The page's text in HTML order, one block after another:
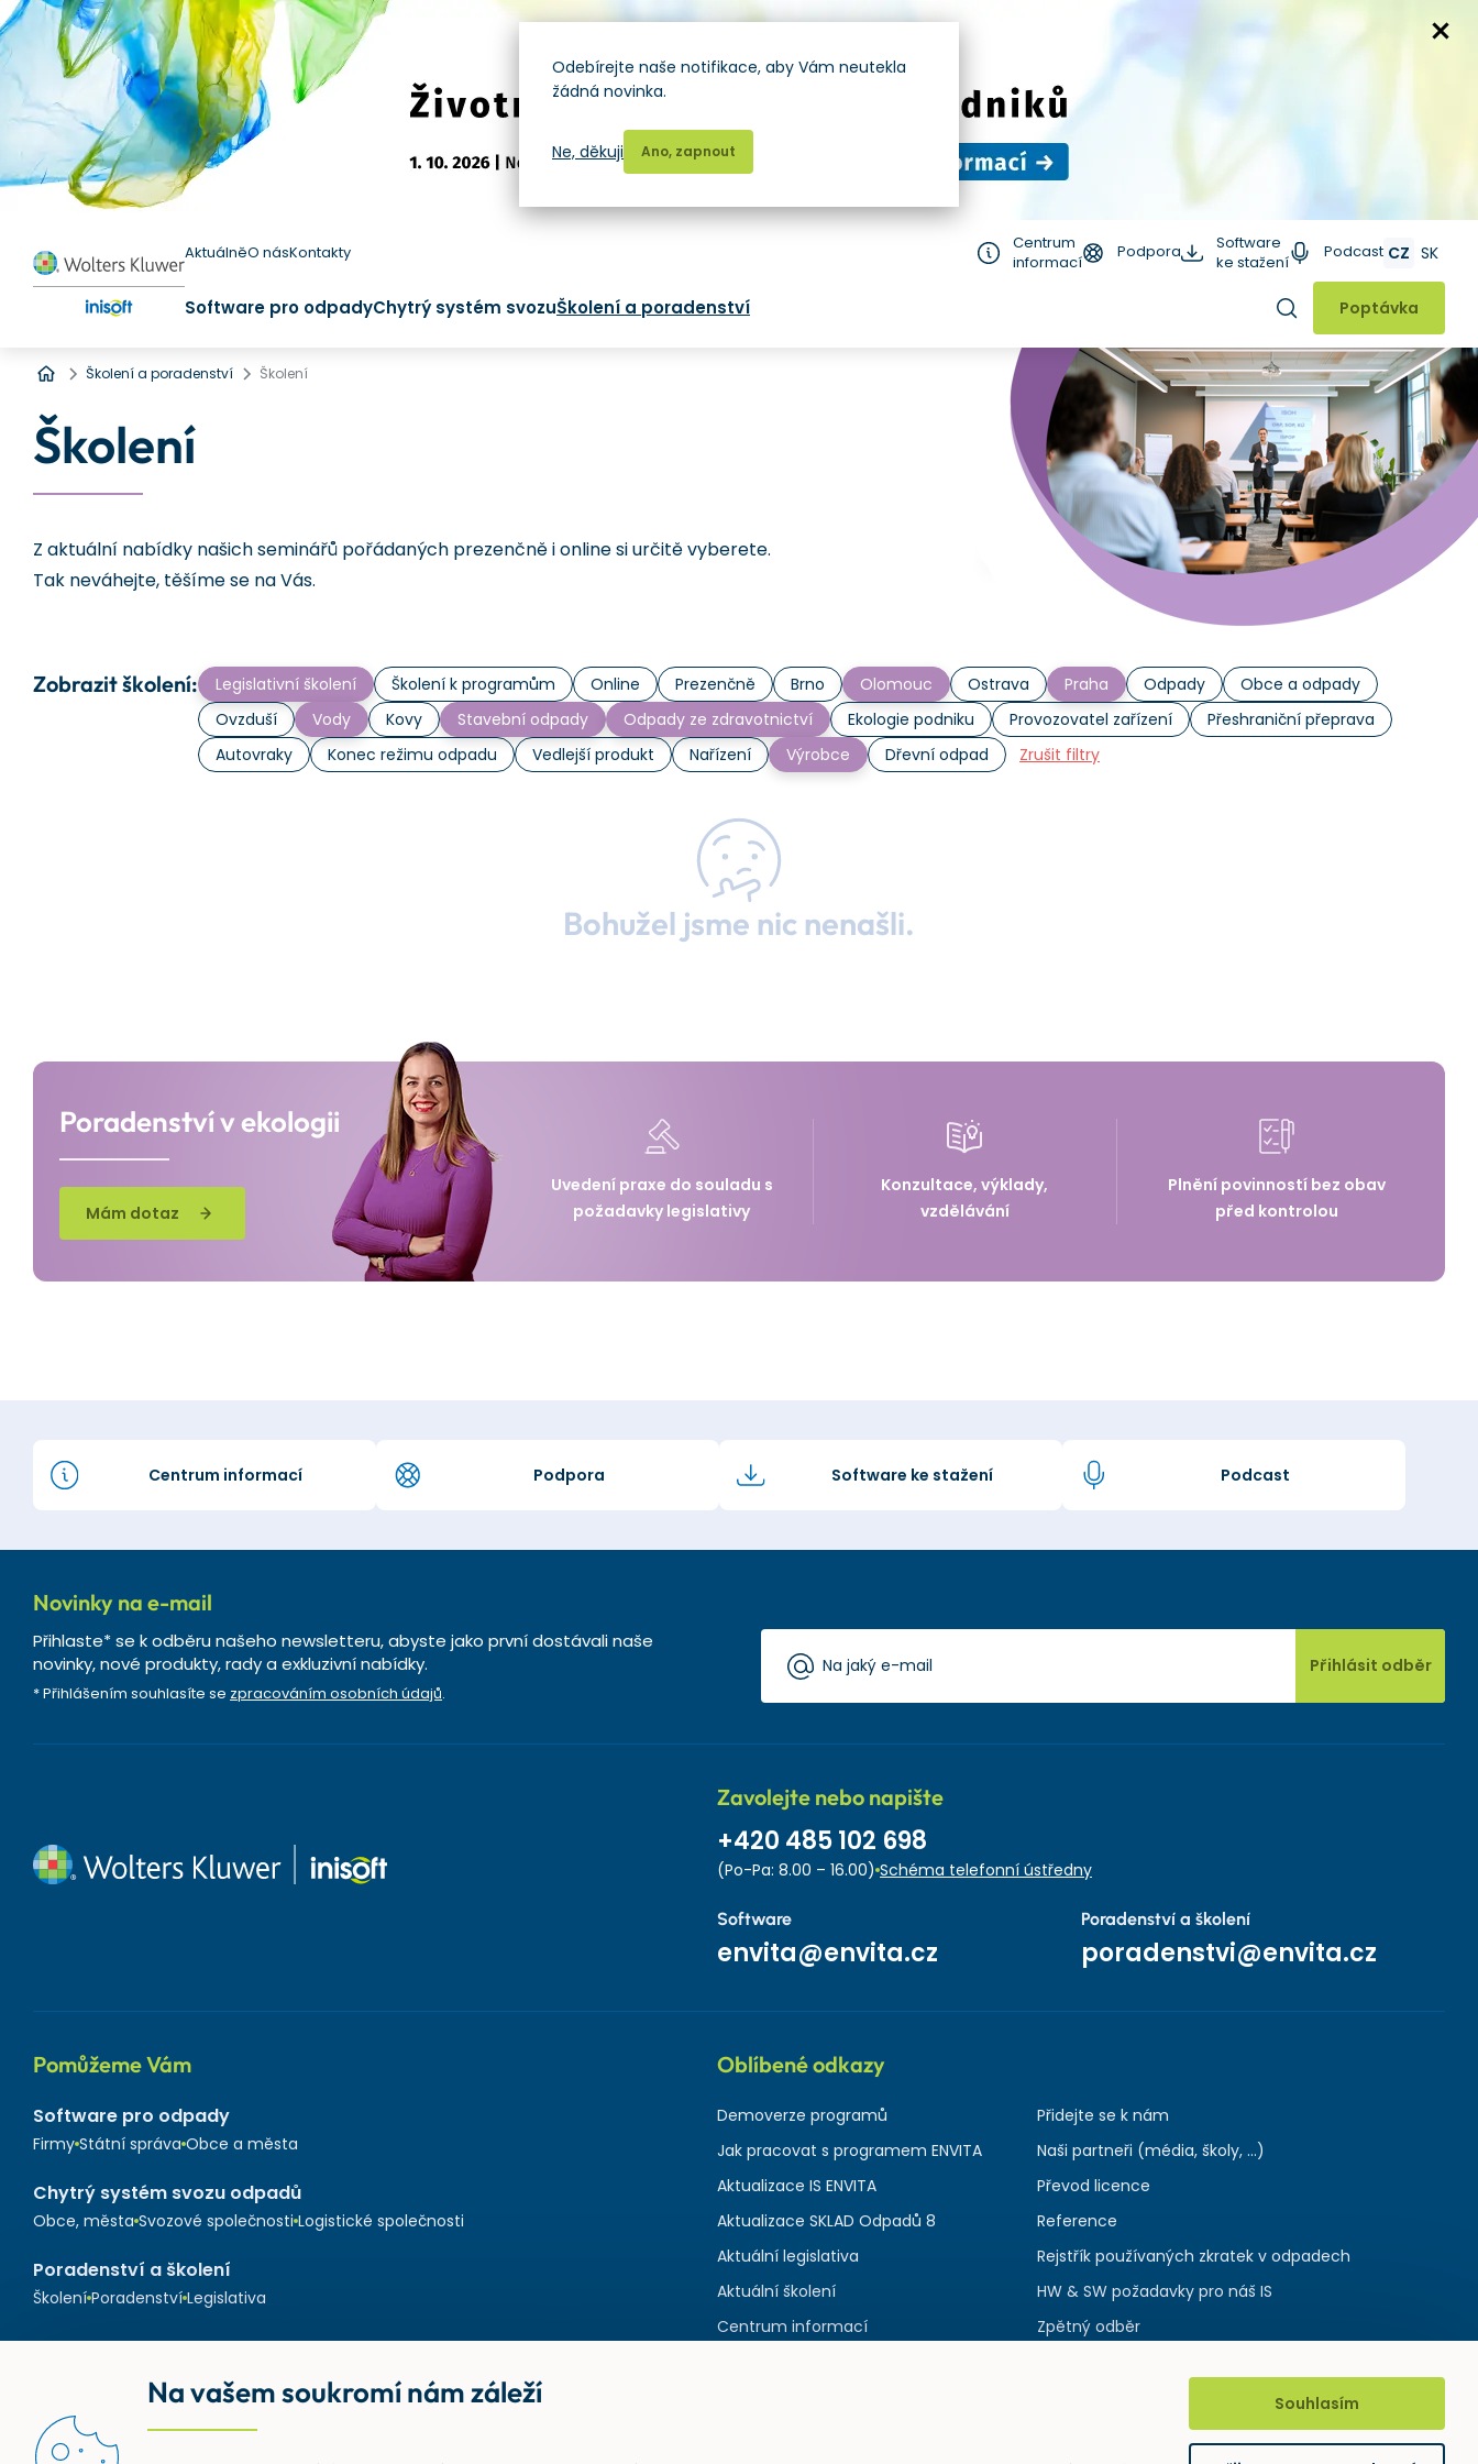
AktuálněO násKontakty
Centrum
informací
Podpora
Software
ke stažení
Podcast CZ SK
Software pro odpadyChytrý systém svozuŠkolení a poradenství Hledat
Poptávka
Úvod
Školení a poradenství Školení
Školení
Z aktuální nabídky našich seminářů pořádaných prezenčně i online si určitě vyberete.
Tak neváhejte, těšíme se na Vás.
Zobrazit školení: Legislativní školení Školení k programům Online Prezenčně Brno Olomouc Ostrava Praha Odpady
Obce a odpady
Ovzduší
Vody Kovy Stavební odpady Odpady ze zdravotnictví Ekologie podniku Provozovatel zařízení
Přeshraniční přeprava
Autovraky
Konec režimu odpadu Vedlejší produkt Nařízení Výrobce Dřevní odpad Zrušit filtry
Bohužel jsme nic nenašli.
Poradenství v ekologii
Mám dotaz
Uvedení praxe do souladu s
požadavky legislativy
Konzultace, výklady,
vzdělávání
Plnění povinností bez obav
před kontrolou
Centrum informací Podpora Software ke stažení Podcast
Novinky na e-mail
Přihlaste* se k odběru našeho newsletteru, abyste jako první dostávali naše
novinky, nové produkty, rady a exkluzivní nabídky.
* Přihlášením souhlasíte se zpracováním osobních údajů.
Přihlásit odběr
Zavolejte nebo napište
+420 485 102 698
(Po-Pa: 8.00 – 16.00) Schéma telefonní ústředny
Software
envita@envita.cz
Poradenství a školení
poradenstvi@envita.cz
Pomůžeme Vám
Software pro odpady
Firmy Státní správa Obce a města
Chytrý systém svozu odpadů
Obce, města Svozové společnosti Logistické společnosti
Poradenství a školení
Školení Poradenství Legislativa
Oblíbené odkazy
Demoverze programů
Jak pracovat s programem ENVITA
Aktualizace IS ENVITA
Aktualizace SKLAD Odpadů 8
Aktuální legislativa
Aktuální školení
Centrum informací
Přidejte se k nám
Naši partneři (média, školy, ...)
Převod licence
Reference
Rejstřík používaných zkratek v odpadech
HW & SW požadavky pro náš IS
Zpětný odběr
Odebírejte naše notifikace, aby Vám neutekla
žádná novinka.
Ano, zapnout
Ne, děkuji
Na vašem soukromí nám záleží Souhlasím